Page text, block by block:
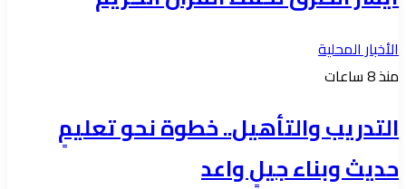
الأخبار المحلية
منذ 8 ساعات
التدريب والتأهيل.. خطوة نحو تعليمٍ
حديث وبناء جيلٍ واعد